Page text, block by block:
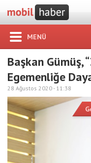
MENÜ
Başkan Gümüş,
Egemenliğe
28 Ağustos 2020 - 11:38